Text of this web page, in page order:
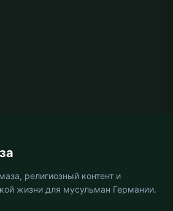
религиозный контент и
жизни для мусульман Германии.